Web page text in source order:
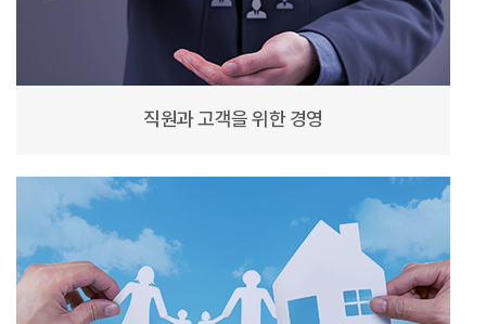
직원과 고객을 위한 경영